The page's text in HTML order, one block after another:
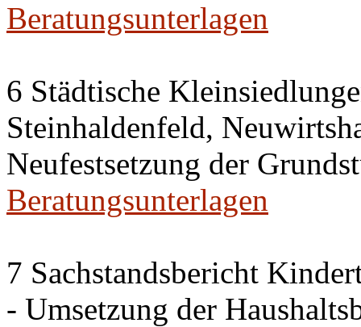
Beratungsunterlagen
6 Städtische
Steinhaldenfeld,
Neufestsetzung der
Beratungsunterlagen
7 Sachstandsbericht
- Umsetzung der